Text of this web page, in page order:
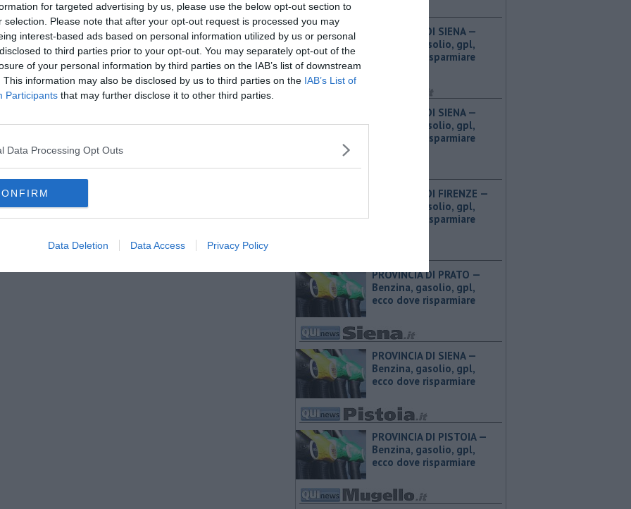
for targeted advertising by us, please use the below opt-out section to
selection. Please note that after your opt-out request is processed you may
interest-based ads based on personal information utilized by us or personal
to third parties prior to your opt-out. You may separately opt-out of the
of your personal information by third parties on the IAB’s list of downstream
This information may also be disclosed by us to third parties on the IAB’s List of
Participants that may further disclose it to other third parties.
Data Processing Opt Outs
Data Deletion Data Access Privacy Policy
PROVINCIA DI SIENA — ​
Benzina, gasolio, gpl,
ecco dove risparmiare
PROVINCIA DI SIENA — ​
Benzina, gasolio, gpl,
ecco dove risparmiare
PROVINCIA DI FIRENZE — ​
Benzina, gasolio, gpl,
ecco dove risparmiare
PROVINCIA DI PRATO — ​
Benzina, gasolio, gpl,
ecco dove risparmiare
PROVINCIA DI SIENA — ​
Benzina, gasolio, gpl,
ecco dove risparmiare
PROVINCIA DI PISTOIA — ​
Benzina, gasolio, gpl,
ecco dove risparmiare